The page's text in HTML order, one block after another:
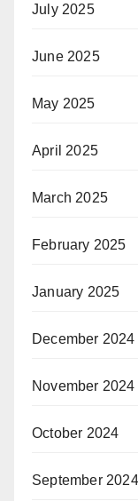
July 2025
June 2025
May 2025
April 2025
March 2025
February 2025
January 2025
December 2024
November 2024
October 2024
September 2024